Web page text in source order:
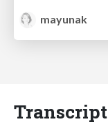
mayunak
Transcript